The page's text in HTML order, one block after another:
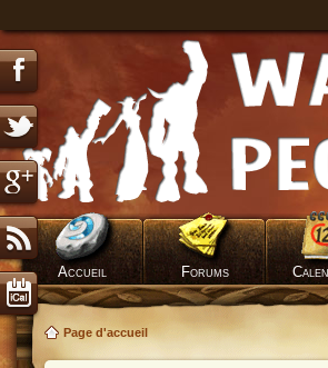
Accueil Forums
Page d'accueil